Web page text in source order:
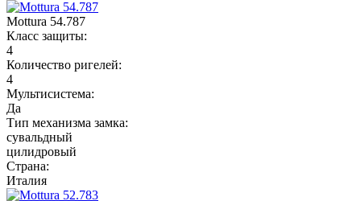
Mottura 54.787
Класс защиты:
4
Количество ригелей:
4
Мультисистема:
Да
Тип механизма замка:
сувальдный
цилидровый
Страна:
Италия